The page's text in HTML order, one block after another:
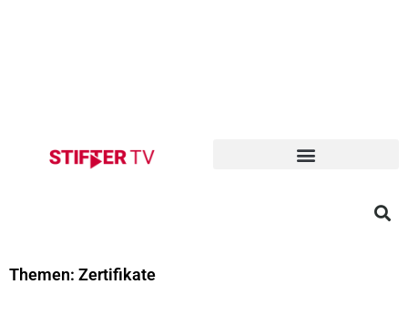
Themen: Zertifikate